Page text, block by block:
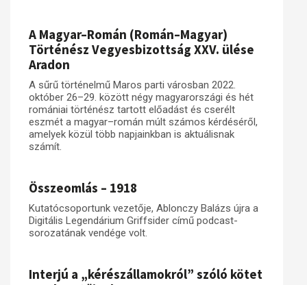
A Magyar–Román (Román–Magyar)
Történész Vegyesbizottság XXV. ülése
Aradon
A sűrű történelmű Maros parti városban 2022.
október 26–29. között négy magyarországi és hét
romániai történész tartott előadást és cserélt
eszmét a magyar–román múlt számos kérdéséről,
amelyek közül több napjainkban is aktuálisnak
számít.
Összeomlás – 1918
Kutatócsoportunk vezetője, Ablonczy Balázs újra a
Digitális Legendárium Griffsider című podcast-
sorozatának vendége volt.
Interjú a „kérészállamokról” szóló kötet